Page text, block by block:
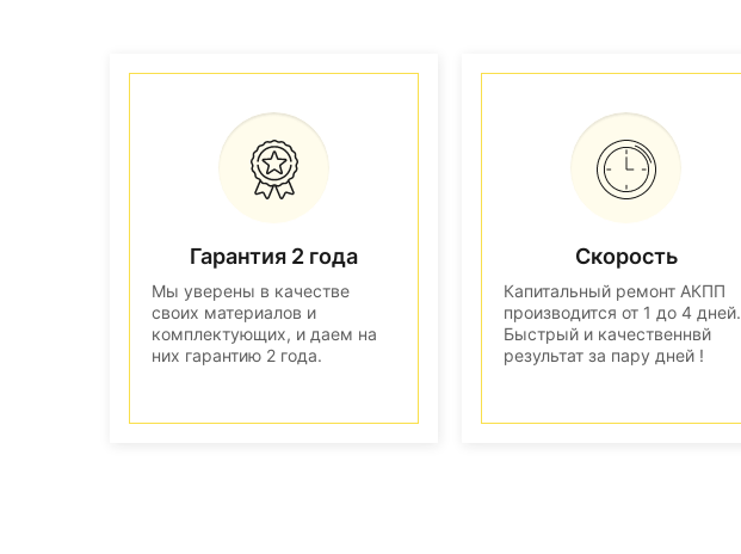
Гарантия 2 года
Мы уверены в качестве
своих материалов и
комплектующих, и даем на
них гарантию 2 года.
Скорость
Капитальный ремонт АКПП
производится от 1 до 4 дней.
Быстрый и качественнвй
результат за пару дней !